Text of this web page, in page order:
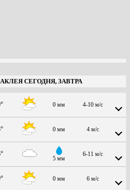
СЕГОДНЯ, ЗАВТРА
0 мм 4-10 м/с
0 мм 4 м/с
5 мм
6-11 м/с
0 мм 6 м/с